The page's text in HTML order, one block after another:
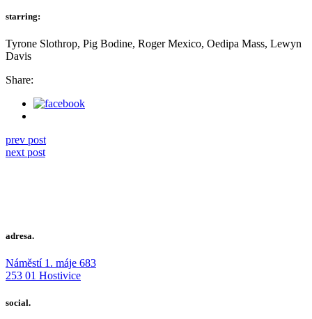
starring:
Tyrone Slothrop, Pig Bodine, Roger Mexico, Oedipa Mass, Lewyn
Davis
Share:
prev post
next post
adresa.
Náměstí 1. máje 683
253 01 Hostivice
social.